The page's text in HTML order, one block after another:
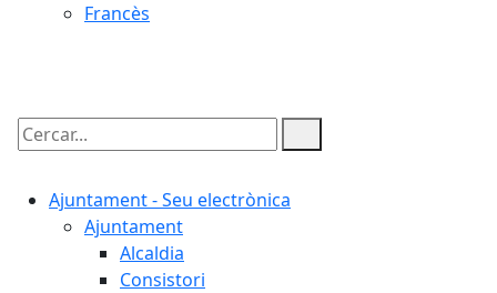
Francès
Cercar:
Ajuntament - Seu electrònica
Ajuntament
Alcaldia
Consistori